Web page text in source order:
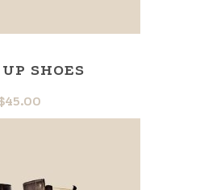
SHOES
45.00